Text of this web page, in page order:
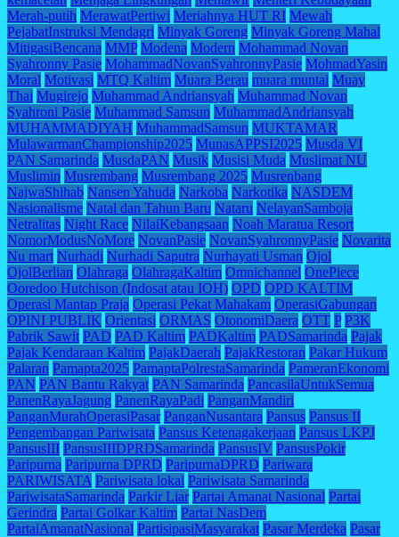
Merah-putih MerawatPertiwi Meriahnya HUT RI Mewah
PejabatInstruksi Mendagri Minyak Goreng Minyak Goreng Mahal
MitigasiBencana MMP Modena Modern Mohammad Novan
Syahronny Pasie MohammadNovanSyahronnyPasie MohmadYasin
Moral Motivasi MTQ Kaltim Muara Berau muara muntai Muay
Thai Mugirejo Muhammad Andriansyah Muhammad Novan
Syahroni Pasie Muhammad Samsun MuhammadAndriansyah
MUHAMMADIYAH MuhammadSamsun MUKTAMAR
MulawarmanChampionship2025 MunasAPPSI2025 Musda VI
PAN Samarinda MusdaPAN Musik Musisi Muda Muslimat NU
Muslimin Musrembang Musrembang 2025 Musrenbang
NajwaShihab Nansen Yahuda Narkoba Narkotika NASDEM
Nasionalisme Natal dan Tahun Baru Nataru NelayanSamboja
Netralitas Night Race NilaiKebangsaan Noah Maratua Resort
NomorModusNoMore NovanPasie NovanSyahronnyPasie Novarita
Nu mart Nurhadi Nurhadi Saputra Nurhayati Usman Ojol
OjolBerlian Olahraga OlahragaKaltim Omnichannel OnePiece
Ooredoo Hutchison (Indosat atau IOH) OPD OPD KALTIM
Operasi Mantap Praja Operasi Pekat Mahakam OperasiGabungan
OPINI PUBLIK Orientasi ORMAS OtonomiDaera OTT P P3K
Pabrik Sawit PAD PAD Kaltim PADKaltim PADSamarinda Pajak
Pajak Kendaraan Kaltim PajakDaerah PajakRestoran Pakar Hukum
Palaran Pamapta2025 PamaptaPolrestaSamarinda PameranEkonomi
PAN PAN Bantu Rakyat PAN Samarinda PancasilaUntukSemua
PanenRayaJagung PanenRayaPadi PanganMandiri
PanganMurahOperasiPasar PanganNusantara Pansus Pansus II
Pengembangan Pariwisata Pansus Ketenagakerjaan Pansus LKPJ
PansusIII PansusIIIDPRDSamarinda PansusIV PansusPokir
Paripurna Paripurna DPRD ParipurnaDPRD Pariwara
PARIWISATA Pariwisata lokal Pariwisata Samarinda
PariwisataSamarinda Parkir Liar Partai Amanat Nasional Partai
Gerindra Partai Golkar Kaltim Partai NasDem
PartaiAmanatNasional PartisipasiMasyarakat Pasar Merdeka Pasar